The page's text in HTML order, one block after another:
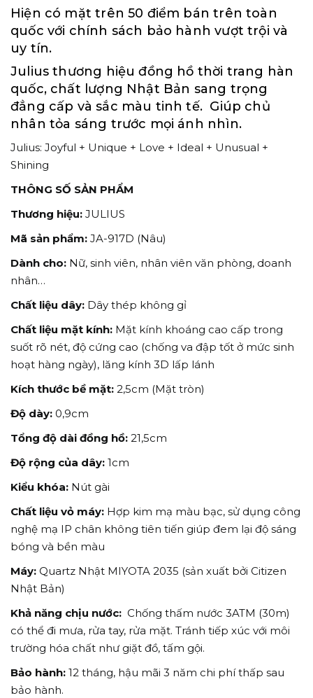
Hiện có mặt trên 50 điểm bán trên toàn
quốc với chính sách bảo hành vượt trội và
uy tín.
Julius thương hiệu đồng hồ thời trang hàn
quốc, chất lượng Nhật Bản sang trọng
đẳng cấp và sắc màu tinh tế. Giúp chủ
nhân tỏa sáng trước mọi ánh nhìn.
Julius: Joyful + Unique + Love + Ideal + Unusual +
Shining
THÔNG SỐ SẢN PHẨM
Thương hiệu: JULIUS
Mã sản phẩm: JA-917D (Nâu)
Dành cho: Nữ, sinh viên, nhân viên văn phòng, doanh
nhân…
Chất liệu dây: Dây thép không gỉ
Chất liệu mặt kính: Mặt kính khoáng cao cấp trong
suốt rõ nét, độ cứng cao (chống va đập tốt ở mức sinh
hoạt hàng ngày), lăng kính 3D lấp lánh
Kích thước bề mặt: 2,5cm (Mặt tròn)
Độ dày: 0,9cm
Tổng độ dài đồng hồ: 21,5cm
Độ rộng của dây: 1cm
Kiểu khóa: Nút gài
Chất liệu vỏ máy: Hợp kim mạ màu bạc, sử dụng công
nghệ mạ IP chân không tiên tiến giúp đem lại độ sáng
bóng và bền màu
Máy: Quartz Nhật MIYOTA 2035 (sản xuất bởi Citizen
Nhật Bản)
Khả năng chịu nước: Chống thấm nước 3ATM (30m)
có thể đi mưa, rửa tay, rửa mặt. Tránh tiếp xúc với môi
trường hóa chất như giặt đồ, tấm gội.
Bảo hành: 12 tháng, hậu mãi 3 năm chi phí thấp sau
bảo hành.